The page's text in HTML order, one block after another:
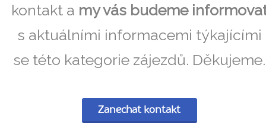
kontakt a my vás budeme
s aktuálními informacemi týkajícími
se této kategorie zájezdů. Děkujeme.
Zanechat kontakt